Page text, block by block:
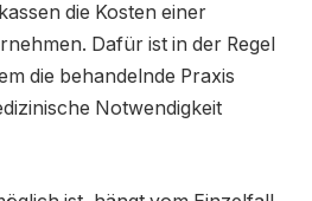
die Kosten einer
Dafür ist in der Regel
die behandelnde Praxis
Notwendigkeit